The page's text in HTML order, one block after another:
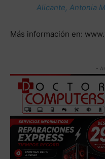
Alicante, Antonia
Más información en:
-